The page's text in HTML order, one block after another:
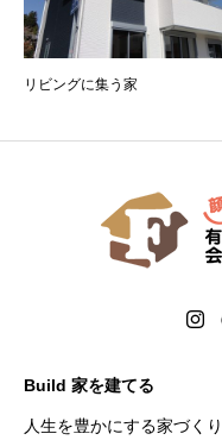
リビングに集う家
Build 家を建てる
人生を豊かにする家づくり